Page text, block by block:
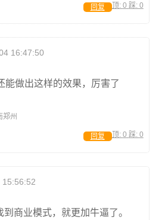
顶: 0 踩: 0
回复
16:47:50
能做出这样的效果，厉害了
郑州
顶: 0 踩: 0
回复
15:56:52
商业模式，就更加牛逼了。